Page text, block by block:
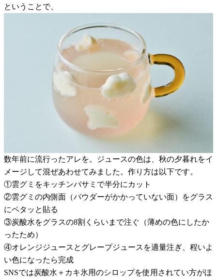
ということで、
数年前に流行ったアレを。ジュースの色は、秋の夕暮れをイ
メージして混ぜあわせてみました。作り方は以下です。
①雲グミをキッチンバサミで半分にカット
②雲グミの内側面（パウダーがかかっていない面）をグラス
にペタッと貼る
③炭酸水をグラスの8割くらいまで注ぐ（薄めの色にしたか
ったため）
④オレンジジュースとグレープジュースを適量注ぎ、程いよ
い色になったら完成
SNSでは炭酸水＋カキ氷用のシロップを使用されてい方がほ